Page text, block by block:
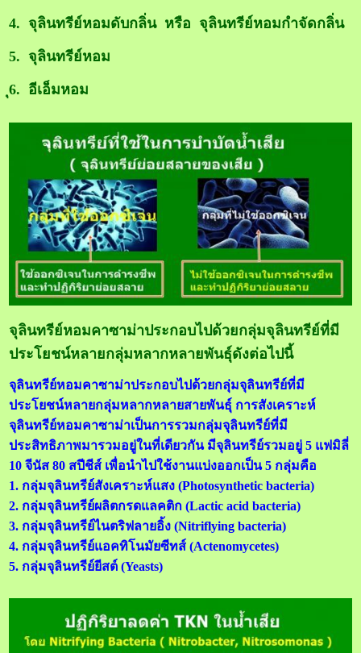
4. จุลินทรีย์หอมดับกลิ่น หรือ จุลินทรีย์หอมกำจัดกลิ่น
5. จุลินทรีย์หอม
ุ6. อีเอ็มหอม
จุลินทรีย์หอมคาซาม่าประกอบไปด้วยกลุ่มจุลินทรีย์ที่มี
ประโยชน์หลายกลุ่มหลากหลายพันธุ์ดังต่อไปนี้
จุลินทรีย์หอมคาซาม่าประกอบไปด้วยกลุ่มจุลินทรีย์ที่มี
ประโยชน์หลายกลุ่มหลากหลายสายพันธุ์ การสังเคราะห์
จุลินทรีย์หอมคาซาม่าเป็นการรวมกลุ่มจุลินทรีย์ที่มี
ประสิทธิภาพมารวมอยู่ในที่เดียวกัน มีจุลินทรีย์รวมอยู่ 5 แฟมิลี่
10 จีนัส 80 สปีชีส์ เพื่อนำไปใช้งานแบ่งออกเป็น 5 กลุ่มคือ
1. กลุ่มจุลินทรีย์สังเคราะห์แสง (Photosynthetic bacteria)
2. กลุ่มจุลินทรีย์ผลิตกรดแลคติก (Lactic acid bacteria)
3. กลุ่มจุลินทรีย์ไนตริฟลายอิ้ง (Nitriflying bacteria)
4. กลุ่มจุลินทรีย์แอคทิโนมัยซีทส์ (Actenomycetes)
5. กลุ่มจุลินทรีย์ยีสต์ (Yeasts)